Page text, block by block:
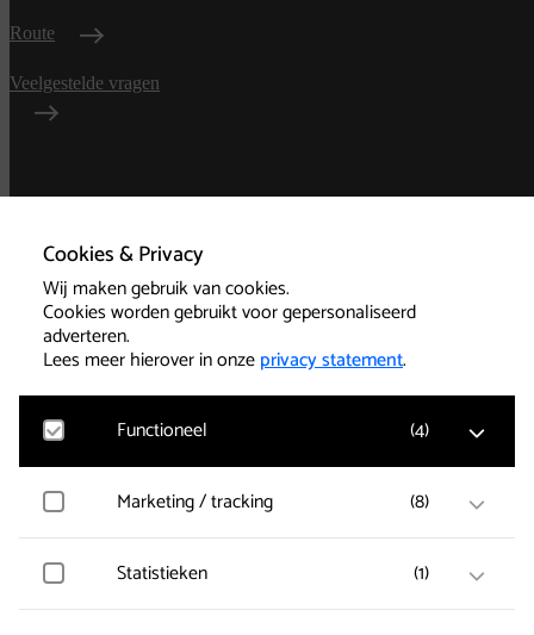
Cookies & Privacy
Wij maken gebruik van cookies.
Cookies worden gebruikt voor gepersonaliseerd
adverteren.
Lees meer hierover in onzeprivacy statement.
Functioneel (4)
Google Analytics
wordt gemeten en gebruikersgegevens worden
anoniem verzameld.
Marketing / tracking (8)
Vimeo
verzameld zoals welke pagina’s zijn gelezen.
Statistieken (1)
Route
Veelgestelde vragen
voorwaarden
Privacy
Technische informatie
Cookies
Kassa 085-239 1501